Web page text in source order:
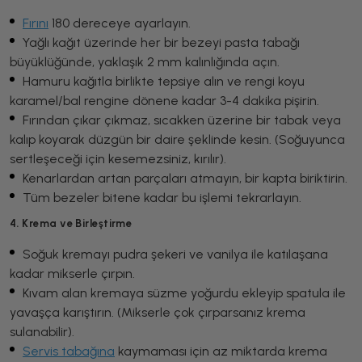
Fırını 180 dereceye ayarlayın.
Yağlı kağıt üzerinde her bir bezeyi pasta tabağı
büyüklüğünde, yaklaşık 2 mm kalınlığında açın.
Hamuru kağıtla birlikte tepsiye alın ve rengi koyu
karamel/bal rengine dönene kadar 3-4 dakika pişirin.
Fırından çıkar çıkmaz, sıcakken üzerine bir tabak veya
kalıp koyarak düzgün bir daire şeklinde kesin. (Soğuyunca
sertleşeceği için kesemezsiniz, kırılır).
Kenarlardan artan parçaları atmayın, bir kapta biriktirin.
Tüm bezeler bitene kadar bu işlemi tekrarlayın.
4. Krema ve Birleştirme
Soğuk kremayı pudra şekeri ve vanilya ile katılaşana
kadar mikserle çırpın.
Kıvam alan kremaya süzme yoğurdu ekleyip spatula ile
yavaşça karıştırın. (Mikserle çok çırparsanız krema
sulanabilir).
Servis tabağına kaymaması için az miktarda krema